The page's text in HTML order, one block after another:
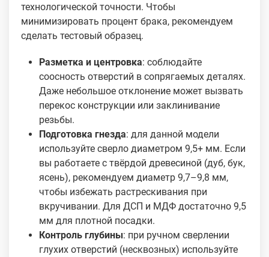
технологической точности. Чтобы
минимизировать процент брака, рекомендуем
сделать тестовый образец.
Разметка и центровка: соблюдайте
соосность отверстий в сопрягаемых деталях.
Даже небольшое отклонение может вызвать
перекос конструкции или заклинивание
резьбы.
Подготовка гнезда: для данной модели
используйте сверло диаметром 9,5+ мм. Если
вы работаете с твёрдой древесиной (дуб, бук,
ясень), рекомендуем диаметр 9,7–9,8 мм,
чтобы избежать растрескивания при
вкручивании. Для ДСП и МДФ достаточно 9,5
мм для плотной посадки.
Контроль глубины: при ручном сверлении
глухих отверстий (несквозных) используйте